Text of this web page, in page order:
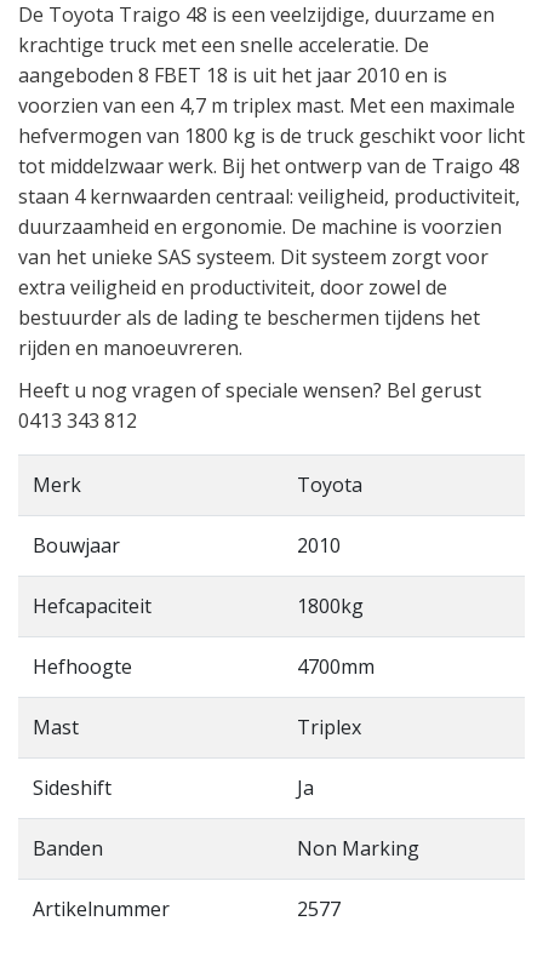
De Toyota Traigo 48 is een veelzijdige, duurzame en
krachtige truck met een snelle acceleratie. De
aangeboden 8 FBET 18 is uit het jaar 2010 en is
voorzien van een 4,7 m triplex mast. Met een maximale
hefvermogen van 1800 kg is de truck geschikt voor licht
tot middelzwaar werk. Bij het ontwerp van de Traigo 48
staan 4 kernwaarden centraal: veiligheid, productiviteit,
duurzaamheid en ergonomie. De machine is voorzien
van het unieke SAS systeem. Dit systeem zorgt voor
extra veiligheid en productiviteit, door zowel de
bestuurder als de lading te beschermen tijdens het
rijden en manoeuvreren.
Heeft u nog vragen of speciale wensen? Bel gerust
0413 343 812
Merk Toyota
Bouwjaar 2010
Hefcapaciteit 1800kg
Hefhoogte 4700mm
Mast Triplex
Sideshift Ja
Banden Non Marking
Artikelnummer 2577